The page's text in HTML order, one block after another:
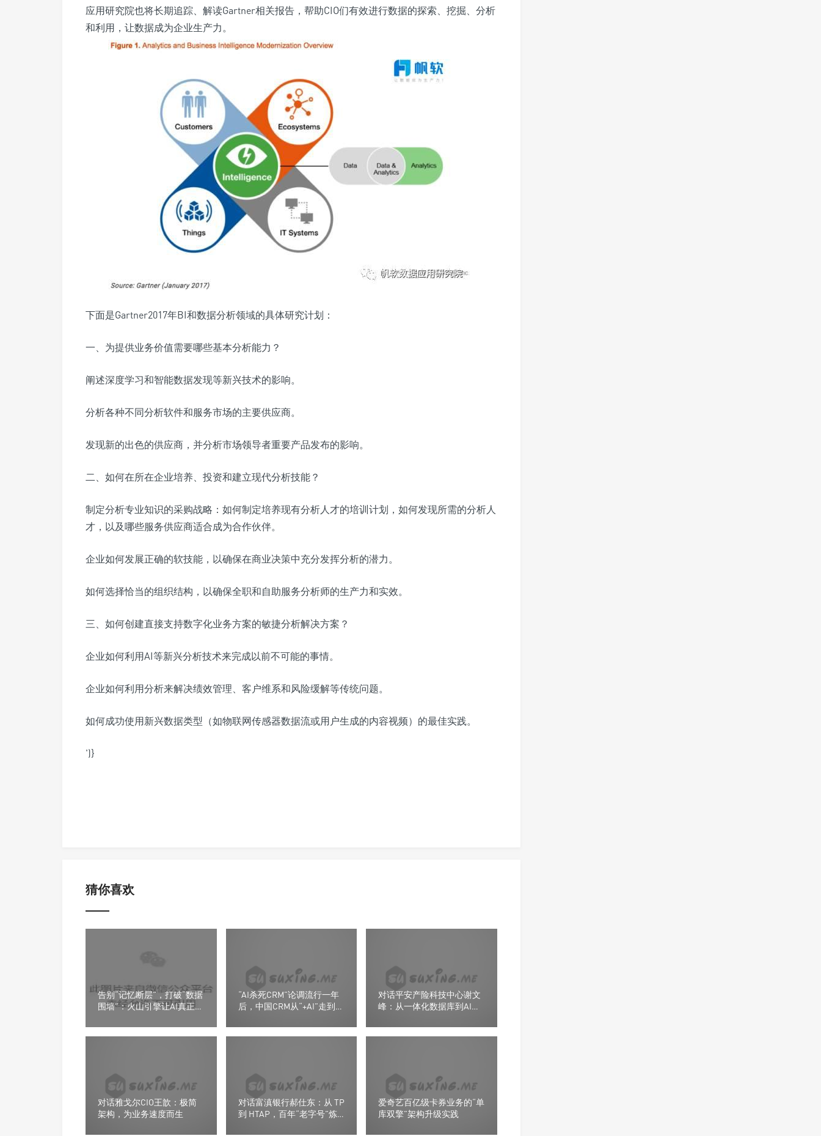
应用研究院也将长期追踪、解读Gartner相关报告，帮助CIO们有效进行数据的探索、挖掘、分析
和利用，让数据成为企业生产力。
下面是Gartner2017年BI和数据分析领域的具体研究计划：
一、为提供业务价值需要哪些基本分析能力？
阐述深度学习和智能数据发现等新兴技术的影响。
分析各种不同分析软件和服务市场的主要供应商。
发现新的出色的供应商，并分析市场领导者重要产品发布的影响。
二、如何在所在企业培养、投资和建立现代分析技能？
制定分析专业知识的采购战略：如何制定培养现有分析人才的培训计划，如何发现所需的分析人
才，以及哪些服务供应商适合成为合作伙伴。
企业如何发展正确的软技能，以确保在商业决策中充分发挥分析的潜力。
如何选择恰当的组织结构，以确保全职和自助服务分析师的生产力和实效。
三、如何创建直接支持数字化业务方案的敏捷分析解决方案？
企业如何利用AI等新兴分析技术来完成以前不可能的事情。
企业如何利用分析来解决绩效管理、客户维系和风险缓解等传统问题。
如何成功使用新兴数据类型（如物联网传感器数据流或用户生成的内容视频）的最佳实践。
')}
猜你喜欢
告别“记忆断层”，打破“数据
围墙”：火山引擎让AI真正帮
“AI杀死CRM”论调流行一年
后，中国CRM从“+AI”走到
对话平安产险科技中心谢文
峰：从一体化数据库到AI基
对话雅戈尔CIO王歆：极简
架构，为业务速度而生
对话富滇银行郝仕东：从 TP
到 HTAP，百年“老字号”炼
爱奇艺百亿级卡券业务的“单
库双擎”架构升级实践